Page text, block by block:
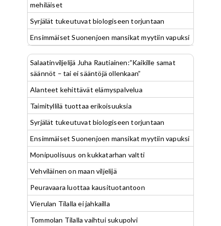
mehiläiset
Syrjälät tukeutuvat biologiseen torjuntaan
Ensimmäiset Suonenjoen mansikat myytiin vapuksi
Salaatinviljelijä Juha Rautiainen:”Kaikille samat
säännöt – tai ei sääntöjä ollenkaan”
Alanteet kehittävät elämyspalvelua
Taimityllilä tuottaa erikoisuuksia
Syrjälät tukeutuvat biologiseen torjuntaan
Ensimmäiset Suonenjoen mansikat myytiin vapuksi
Monipuolisuus on kukkatarhan valtti
Vehviläinen on maan viljelijä
Peuravaara luottaa kausituotantoon
Vierulan Tilalla ei jahkailla
Tommolan Tilalla vaihtui sukupolvi